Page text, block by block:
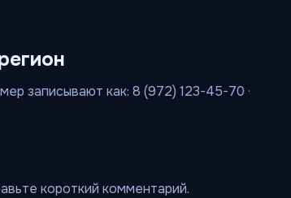
записывают как: 8 (972) 123-45-70 ·
короткий комментарий.